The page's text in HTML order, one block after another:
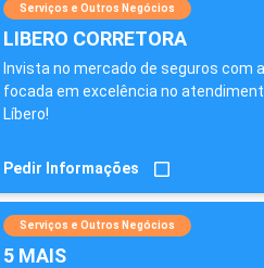
Serviços e Outros Negócios
LIBERO CORRETORA
Invista no mercado de seguros com
focada em excelência no
Líbero!
Pedir Informações
Serviços e Outros Negócios
5 MAIS